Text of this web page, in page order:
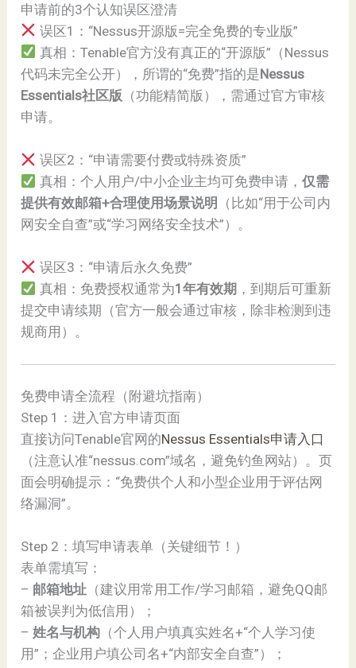
申请前的3个认知误区澄清
误区1：“Nessus开源版=完全免费的专业版”
真相：Tenable官方没有真正的“开源版”（Nessus
代码未完全公开），所谓的“免费”指的是Nessus
Essentials社区版 （功能精简版），需通过官方审核
申请。
误区2：“申请需要付费或特殊资质”
真相：个人用户/中小企业主均可免费申请， 仅需
提供有效邮箱+合理使用场景说明
（比如“用于公司内
网安全自查”或“学习网络安全技术”）。
误区3：“申请后永久免费”
真相：免费授权通常为1年有效期 ，到期后可重新
提交申请续期（官方一般会通过审核，除非检测到违
规商用）。
免费申请全流程（附避坑指南）
Step 1：进入官方申请页面
直接访问Tenable官网的Nessus Essentials申请入口
（注意认准“nessus.com”域名，避免钓鱼网站）。页
面会明确提示：“免费供个人和小型企业用于评估网
络漏洞”。
Step 2：填写申请表单（关键细节！）
表单需填写：
– 邮箱地址 （建议用常用工作/学习邮箱，避免QQ邮
箱被误判为低信用）；
–姓名与机构 （个人用户填真实姓名+“个人学习使
用”；企业用户填公司名+“内部安全自查”）；